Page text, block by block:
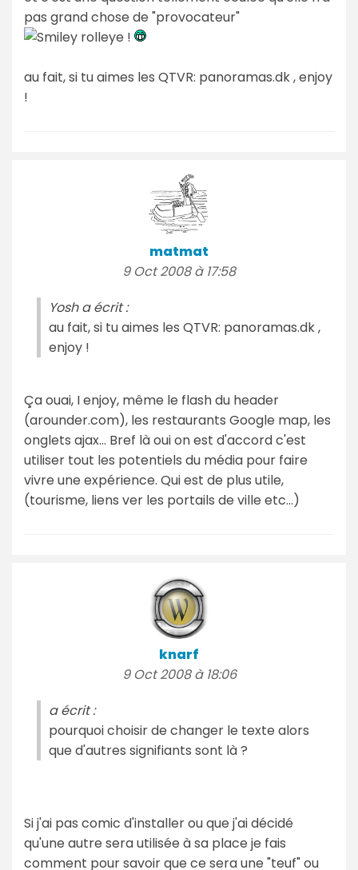
pas grand chose de "provocateur"
!
au fait, si tu aimes les QTVR: panoramas.dk , enjoy
!
matmat
9 Oct 2008 à 17:58
Yosh a écrit :
au fait, si tu aimes les QTVR: panoramas.dk ,
enjoy !
Ça ouai, I enjoy, même le flash du header
(arounder.com), les restaurants Google map, les
onglets ajax... Bref là oui on est d'accord c'est
utiliser tout les potentiels du média pour faire
vivre une expérience. Qui est de plus utile,
(tourisme, liens ver les portails de ville etc...)
knarf
9 Oct 2008 à 18:06
a écrit :
pourquoi choisir de changer le texte alors
que d'autres signifiants sont là ?
Si j'ai pas comic d'installer ou que j'ai décidé
qu'une autre sera utilisée à sa place je fais
comment pour savoir que ce sera une "teuf" ou